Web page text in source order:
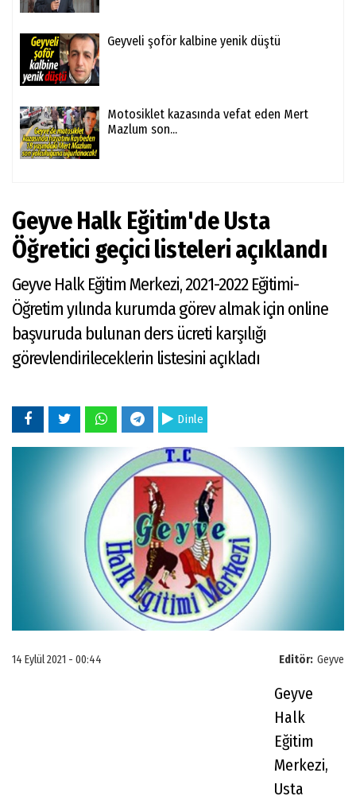
Geyveli şoför kalbine yenik düştü
Motosiklet kazasında vefat eden Mert
Mazlum son...
Geyve Halk Eğitim'de Usta
Öğretici geçici listeleri açıklandı
Geyve Halk Eğitim Merkezi, 2021-2022 Eğitimi-
Öğretim yılında kurumda görev almak için online
başvuruda bulunan ders ücreti karşılığı
görevlendirileceklerin listesini açıkladı
Dinle
Editör: Geyve
14 Eylül 2021 - 00:44
Geyve
Halk
Eğitim
Merkezi,
Usta